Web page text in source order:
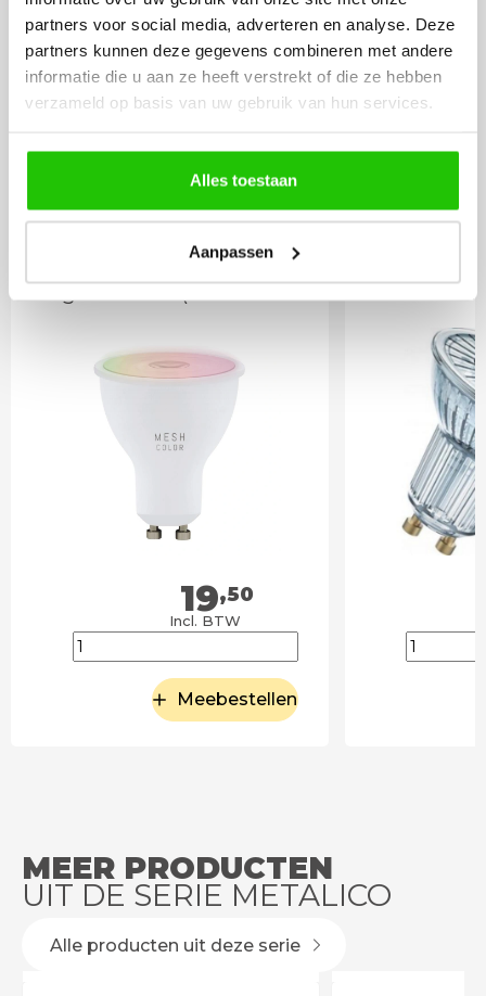
partners voor social media, adverteren en analyse. Deze
partners kunnen deze gegevens combineren met andere
informatie die u aan ze heeft verstrekt of die ze hebben
verzameld op basis van uw gebruik van hun services.
Alles toestaan
Aanpassen
12,95
Incl. BTW
Smart led lichtbron
Zigbee GU10 (HUE
19,50
Incl. BTW
Meebestellen
2700
MEER PRODUCTEN
UIT DE SERIE METALICO
Alle producten uit deze serie